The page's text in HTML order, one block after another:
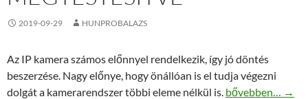
2019-09-29 HUNPROBALAZS
Az IP kamera számos előnnyel rendelkezik, így jó döntés
beszerzése. Nagy előnye, hogy önállóan is el tudja végezni
dolgát a kamerarendszer többi eleme nélkül is. IP kamerák –
bővebben… →